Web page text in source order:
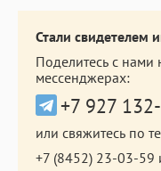
Стали свидетелем
Поделитесь с нами
мессенджерах:
+7 927
или свяжитесь по
+7 (8452) 23-03-59